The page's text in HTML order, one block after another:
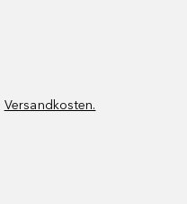
Versandkosten.